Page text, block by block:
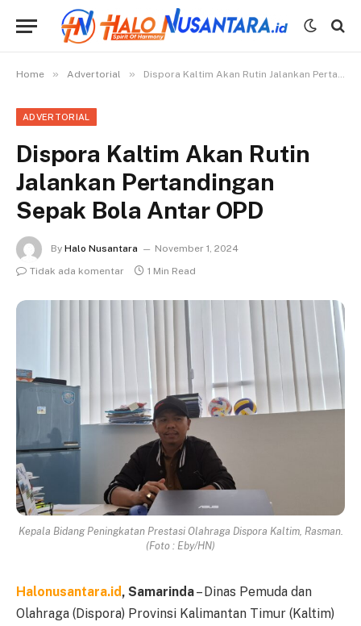
Home » Advertorial » Dispora Kaltim Akan Rutin Jalankan Pertandingan Sepak Bola Antar OPD
ADVERTORIAL
Dispora Kaltim Akan Rutin
Jalankan Pertandingan
Sepak Bola Antar OPD
By Halo Nusantara
November 1, 2024
Tidak ada komentar
1 Min Read
Kepala Bidang Peningkatan Prestasi Olahraga Dispora Kaltim, Rasman.
(Foto : Eby/HN)
Halonusantara.id, Samarinda– Dinas Pemuda dan
Olahraga (Dispora) Provinsi Kalimantan Timur (Kaltim)